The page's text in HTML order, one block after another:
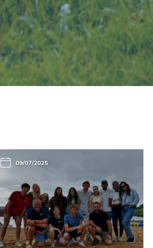
09/07/2025